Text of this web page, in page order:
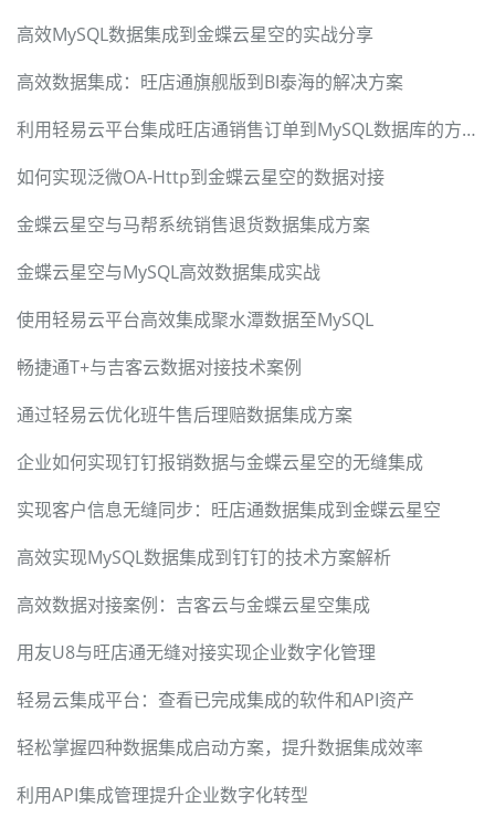
高效MySQL数据集成到金蝶云星空的实战分享
高效数据集成：旺店通旗舰版到BI泰海的解决方案
利用轻易云平台集成旺店通销售订单到MySQL数据库的方案
如何实现泛微OA-Http到金蝶云星空的数据对接
金蝶云星空与马帮系统销售退货数据集成方案
金蝶云星空与MySQL高效数据集成实战
使用轻易云平台高效集成聚水潭数据至MySQL
畅捷通T+与吉客云数据对接技术案例
通过轻易云优化班牛售后理赔数据集成方案
企业如何实现钉钉报销数据与金蝶云星空的无缝集成
实现客户信息无缝同步：旺店通数据集成到金蝶云星空
高效实现MySQL数据集成到钉钉的技术方案解析
高效数据对接案例：吉客云与金蝶云星空集成
用友U8与旺店通无缝对接实现企业数字化管理
轻易云集成平台：查看已完成集成的软件和API资产
轻松掌握四种数据集成启动方案，提升数据集成效率
利用API集成管理提升企业数字化转型